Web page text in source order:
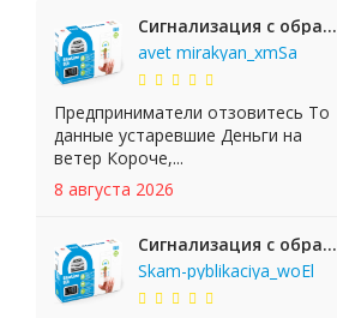
Сигнализация с обратной связью StarLine E65 BT 2CAN+LIN
avet mirakyan_xmSa
Предприниматели отзовитесь То
данные устаревшие Деньги на
ветер Короче,...
8 августа 2026
Сигнализация с обратной связью StarLine E65 BT 2CAN+LIN
Skam-pyblikaciya_woEl